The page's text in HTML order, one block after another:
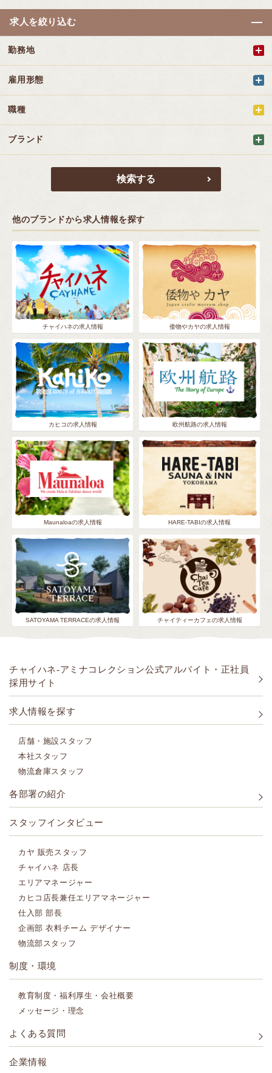
求人を絞り込む
勤務地
雇用形態
職種
ブランド
他のブランドから求人情報を探す
チャイハネの求人情報 倭物やカヤの求人情報
カヒコの求人情報 欧州航路の求人情報
Maunaloaの求人情報 HARE-TABIの求人情報
SATOYAMA TERRACEの求人情報 チャイティーカフェの求人情報
チャイハネ-アミナコレクション公式アルバイト・正社員
採用サイト
求人情報を探す
店舗・施設スタッフ
本社スタッフ
物流倉庫スタッフ
各部署の紹介
スタッフインタビュー
カヤ 販売スタッフ
チャイハネ 店長
エリアマネージャー
カヒコ店長兼任エリアマネージャー
仕入部 部長
企画部 衣料チーム デザイナー
物流部スタッフ
制度・環境
教育制度・福利厚生・会社概要
メッセージ・理念
よくある質問
企業情報